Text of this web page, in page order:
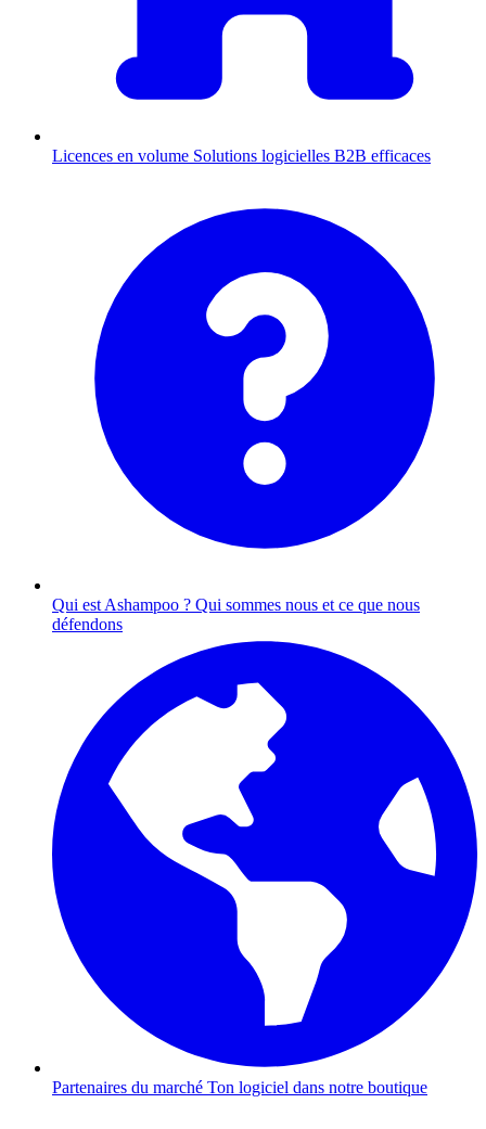
Licences en volume Solutions logicielles B2B efficaces
Qui est Ashampoo ? Qui sommes nous et ce que nous
défendons
Partenaires du marché Ton logiciel dans notre boutique